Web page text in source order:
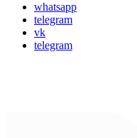
whatsapp
telegram
vk
telegram